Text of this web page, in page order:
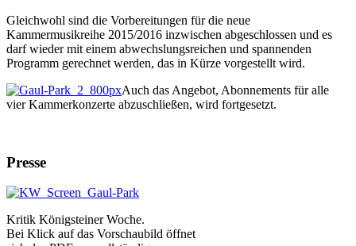
Gleichwohl sind die Vorbereitungen für die neue
Kammermusikreihe 2015/2016 inzwischen abgeschlossen und es
darf wieder mit einem abwechslungsreichen und spannenden
Programm gerechnet werden, das in Kürze vorgestellt wird.
Auch das Angebot, Abonnements für alle
vier Kammerkonzerte abzuschließen, wird fortgesetzt.
Presse
Kritik Königsteiner Woche.
Bei Klick auf das Vorschaubild öffnet